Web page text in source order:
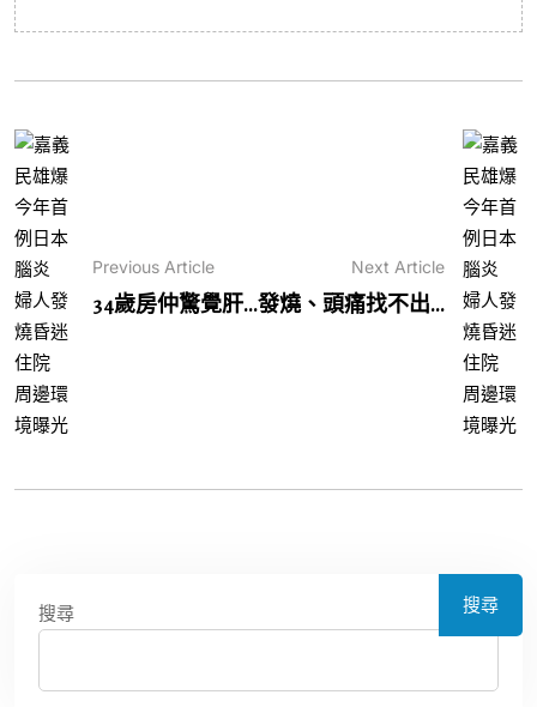
Previous Article
34歲房仲驚覺肝...
Next Article
發燒、頭痛找不出...
搜尋 搜尋